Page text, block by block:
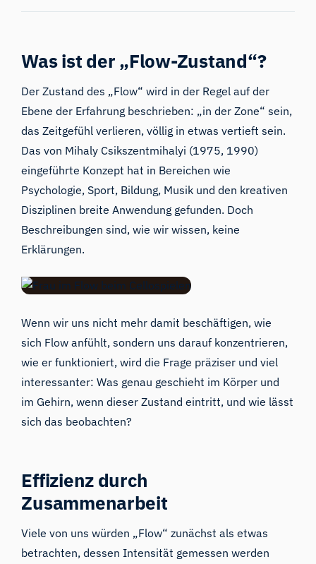
Was ist der „Flow-Zustand“?
Der Zustand des „Flow“ wird in der Regel auf der
Ebene der Erfahrung beschrieben: „in der Zone“ sein,
das Zeitgefühl verlieren, völlig in etwas vertieft sein.
Das von Mihaly Csikszentmihalyi (1975, 1990)
eingeführte Konzept hat in Bereichen wie
Psychologie, Sport, Bildung, Musik und den kreativen
Disziplinen breite Anwendung gefunden. Doch
Beschreibungen sind, wie wir wissen, keine
Erklärungen.
Wenn wir uns nicht mehr damit beschäftigen, wie
sich Flow anfühlt, sondern uns darauf konzentrieren,
wie er funktioniert, wird die Frage präziser und viel
interessanter: Was genau geschieht im Körper und
im Gehirn, wenn dieser Zustand eintritt, und wie lässt
sich das beobachten?
Effizienz durch
Zusammenarbeit
Viele von uns würden „Flow“ zunächst als etwas
betrachten, dessen Intensität gemessen werden